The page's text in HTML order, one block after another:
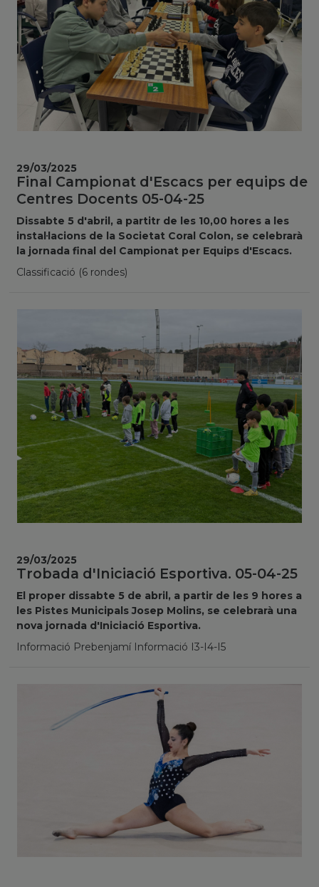
Final Campionat d'Escacs per equips de
Centres Docents 05-04-25
Dissabte 5 d'abril, a partitr de les 10,00 hores a les
instal·lacions de la Societat Coral Colon, se celebrarà
la jornada final del Campionat per Equips d'Escacs.
Classificació (6 rondes)
29/03/2025
Trobada d'Iniciació Esportiva. 05-04-25
El proper dissabte 5 de abril, a partir de les 9 hores a
les Pistes Municipals Josep Molins, se celebrarà una
nova jornada d'Iniciació Esportiva.
Informació Prebenjamí Informació I3-I4-I5
29/03/2025